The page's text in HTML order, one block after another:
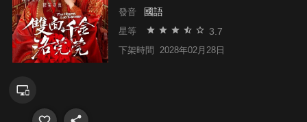
發音 國語
星等 3.7
下架時間 2028年02月28日